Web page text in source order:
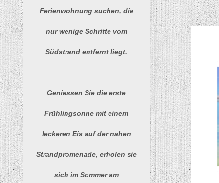
Ferienwohnung suchen, die
nur wenige Schritte vom
Südstrand entfernt liegt.
Geniessen Sie die erste
Frühlingsonne mit einem
leckeren Eis auf der nahen
Strandpromenade, erholen sie
sich im Sommer am